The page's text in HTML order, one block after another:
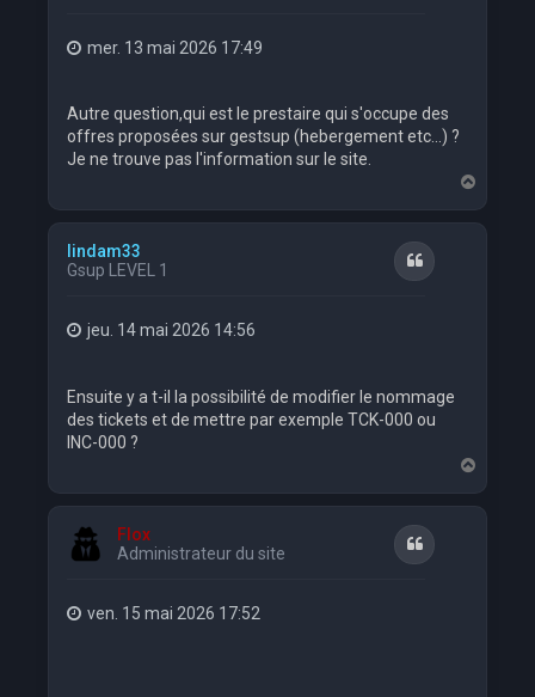
mer. 13 mai 2026 17:49
Autre question,qui est le prestaire qui s'occupe des
offres proposées sur gestsup (hebergement etc...) ?
Je ne trouve pas l'information sur le site.
a
u
lindam33
Gsup LEVEL 1
Citation
jeu. 14 mai 2026 14:56
Ensuite y a t-il la possibilité de modifier le nommage
des tickets et de mettre par exemple TCK-000 ou
INC-000 ?
a
Flox
Administrateur du site
Citation
ven. 15 mai 2026 17:52